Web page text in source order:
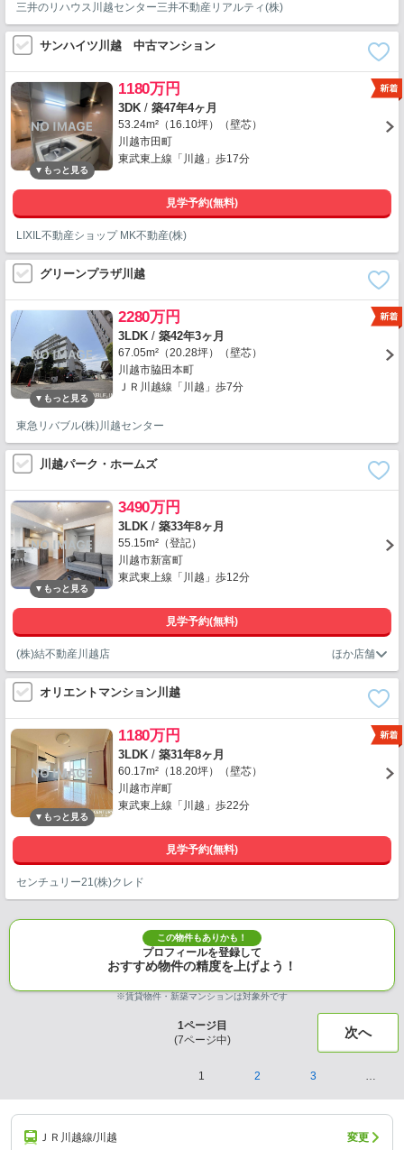
三井のリハウス川越センター三井不動産リアルティ(株)
サンハイツ川越 中古マンション
1180万円
3DK / 築47年4ヶ月
53.24m²（16.10坪）（壁芯）
川越市田町
東武東上線「川越」歩17分
見学予約(無料)
LIXIL不動産ショップ MK不動産(株)
グリーンプラザ川越
2280万円
3LDK / 築42年3ヶ月
67.05m²（20.28坪）（壁芯）
川越市脇田本町
ＪＲ川越線「川越」歩7分
東急リバブル(株)川越センター
川越パーク・ホームズ
3490万円
3LDK / 築33年8ヶ月
55.15m²（登記）
川越市新富町
東武東上線「川越」歩12分
見学予約(無料)
(株)結不動産川越店
オリエントマンション川越
1180万円
3LDK / 築31年8ヶ月
60.17m²（18.20坪）（壁芯）
川越市岸町
東武東上線「川越」歩22分
見学予約(無料)
センチュリー21(株)クレド
この物件もありかも！
プロフィールを登録して
おすすめ物件の精度を上げよう！
※賃貸物件・新築マンションは対象外です
1ページ目
(7ページ中) 次へ
1 2 3 …
ＪＲ川越線/川越 変更